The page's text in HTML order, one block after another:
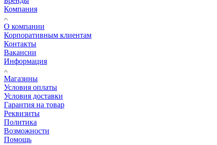
Компания
О компании
Корпоративным клиентам
Контакты
Вакансии
Информация
Магазины
Условия оплаты
Условия доставки
Гарантия на товар
Реквизиты
Политика
Возможности
Помощь